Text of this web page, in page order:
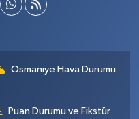
Osmaniye Hava Durumu
Puan Durumu ve Fikstür